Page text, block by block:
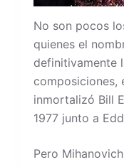
No son pocos
quienes el
definitivamente
composiciones,
inmortalizó Bill
1977 junto a
Pero